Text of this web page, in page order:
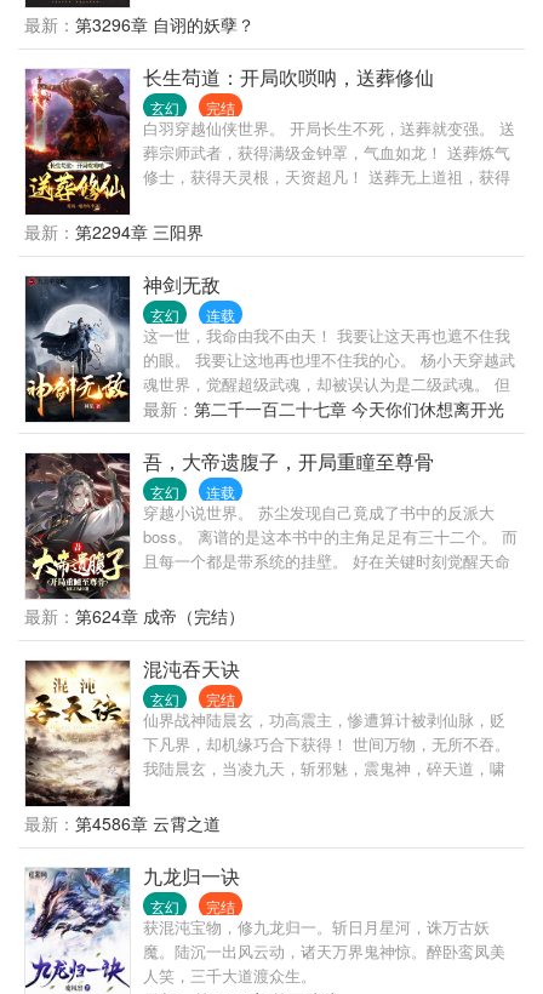
娘胎之中？
最新： 第3296章 自诩的妖孽？
长生苟道：开局吹唢呐，送葬修仙
玄幻 完结
白羽穿越仙侠世界。 开局长生不死，送葬就变强。 送
葬宗师武者，获得满级金钟罩，气血如龙！ 送葬炼气
修士，获得天灵根，天资超凡！ 送葬无上道祖，获得
我肯定超度你。 送葬亿万年，坐看万古浮沉。 当他手
执白幡，黑狗相伴，露出了沙包大的拳头。 诸天万界
都轰动了。 他来了，他来了，三葬帝君他来了。 黑狗
白幡，天地难安。 白羽灿烂一笑： 白事一条龙了解一
下。
最新： 第2294章 三阳界
神剑无敌
玄幻 连载
这一世，我命由我不由天！ 我要让这天再也遮不住我
的眼。 我要让这地再也埋不住我的心。 杨小天穿越武
魂世界，觉醒超级武魂，却被误认为是二级武魂。 但
是，杨小天却以逆天的成长速度，不断刷新世人的认
知。 本书将持续燃爆，热血风格。 （已完本《黄龙真
人异界游》、《天尊重生》、《无敌天下》等，希望
喜欢无敌天下的朋友能同样喜欢本书。）
最新： 第二千一百二十七章 今天你们休想离开光
明天界河
吾，大帝遗腹子，开局重瞳至尊骨
玄幻 连载
穿越小说世界。 苏尘发现自己竟成了书中的反派大
boss。 离谱的是这本书中的主角足足有三十二个。 而
且每一个都是带系统的挂壁。 好在关键时刻觉醒天命
长河之外，身后诸天星辰环绕，万千神魔膜拜。 融万
法，踏天骄，登帝位！ 主角？ 那只是我成长路上的踏
脚石罢了！
最新： 第624章 成帝（完结）
混沌吞天诀
玄幻 完结
仙界战神陆晨玄，功高震主，惨遭算计被剥仙脉，贬
下凡界，却机缘巧合下获得！ 世间万物，无所不吞。
我陆晨玄，当凌九天，斩邪魅，震鬼神，碎天道，啸
最新： 第4586章 云霄之道
九龙归一诀
玄幻 完结
获混沌宝物，修九龙归一。斩日月星河，诛万古妖
魔。陆沉一出风云动，诸天万界鬼神惊。醉卧鸾凤美
人笑，三千大道渡众生。